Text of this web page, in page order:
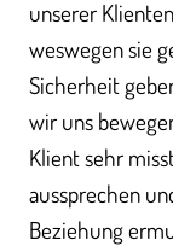
unserer
weswegen sie
Sicherheit
wir uns
Klient sehr
aussprechen
Beziehung